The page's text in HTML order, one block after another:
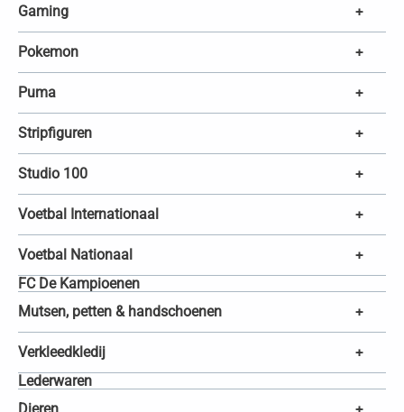
Gaming +
Pokemon +
Puma +
Stripfiguren +
Studio 100 +
Voetbal Internationaal +
Voetbal Nationaal +
FC De Kampioenen
Mutsen, petten & handschoenen
+
Verkleedkledij +
Lederwaren